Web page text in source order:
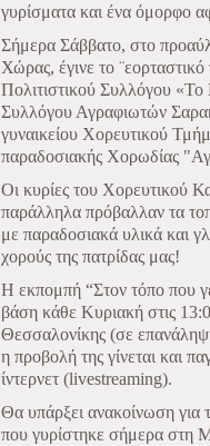
γυρίσματα και ένα όμορφο
Σήμερα Σάββατο, στο
Χώρας, έγινε το
Πολιτιστικού Συλλόγου
Συλλόγου Αγραφιωτών
γυναικείου Χορευτικού
παραδοσιακής Χορωδίας
Οι κυρίες του Χορευτικού
παράλληλα πρόβαλλαν τα
με παραδοσιακά υλικά και
χορούς της πατρίδας μας!
Η εκπομπή “Στον τόπο που
βάση κάθε Κυριακή στις
Θεσσαλονίκης (σε
η προβολή της γίνεται και
ίντερνετ (livestreaming).
Θα υπάρξει ανακοίνωση για
που γυρίστηκε σήμερα στη